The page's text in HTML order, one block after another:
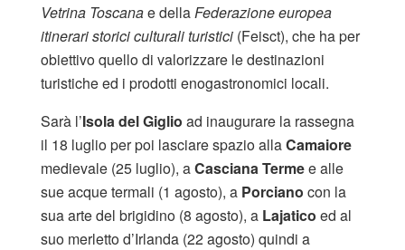
Vetrina Toscanae dellaFederazione europea
itinerari storici culturali turistici (Feisct), che ha per
obiettivo quello di valorizzare le destinazioni
turistiche ed i prodotti enogastronomici locali.
Sarà l’Isola del Giglio ad inaugurare la rassegna
il 18 luglio per poi lasciare spazio allaCamaiore
medievale (25 luglio), aCasciana Termee alle
sue acque termali (1 agosto), a Porciano con la
sua arte del brigidino (8 agosto), a Lajatico ed al
suo merletto d’Irlanda (22 agosto) quindi a